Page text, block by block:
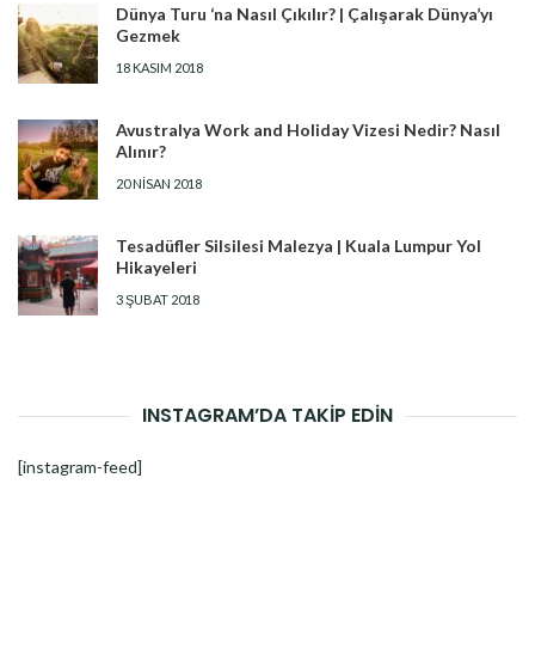
Dünya Turu ‘na Nasıl Çıkılır? | Çalışarak Dünya’yı
Gezmek
18 KASIM 2018
Avustralya Work and Holiday Vizesi Nedir? Nasıl
Alınır?
20 NISAN 2018
Tesadüfler Silsilesi Malezya | Kuala Lumpur Yol
Hikayeleri
3 ŞUBAT 2018
INSTAGRAM’DA TAKİP EDİN
[instagram-feed]